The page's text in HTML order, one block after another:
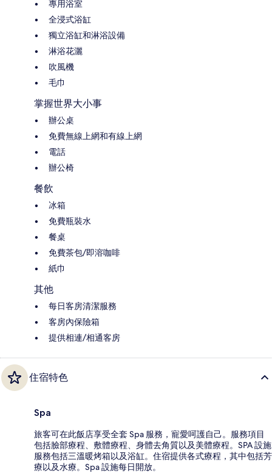
專用浴室
全浸式浴缸
獨立浴缸和淋浴設備
淋浴花灑
吹風機
毛巾
掌握世界大小事
辦公桌
免費無線上網和有線上網
電話
辦公椅
餐飲
冰箱
免費瓶裝水
餐桌
免費茶包/即溶咖啡
紙巾
其他
每日客房清潔服務
客房內保險箱
提供相連/相通客房
住宿特色
Spa
旅客可在此飯店享受全套 Spa 服務，寵愛呵護自己。服務項目
包括臉部療程、敷體療程、身體去角質以及美體療程。SPA 設施
服務包括三溫暖烤箱以及浴缸。住宿提供各式療程，其中包括芳
療以及水療。Spa 設施每日開放。